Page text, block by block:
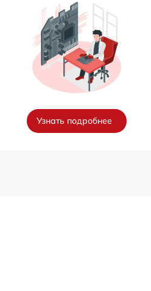
Узнать подробнее